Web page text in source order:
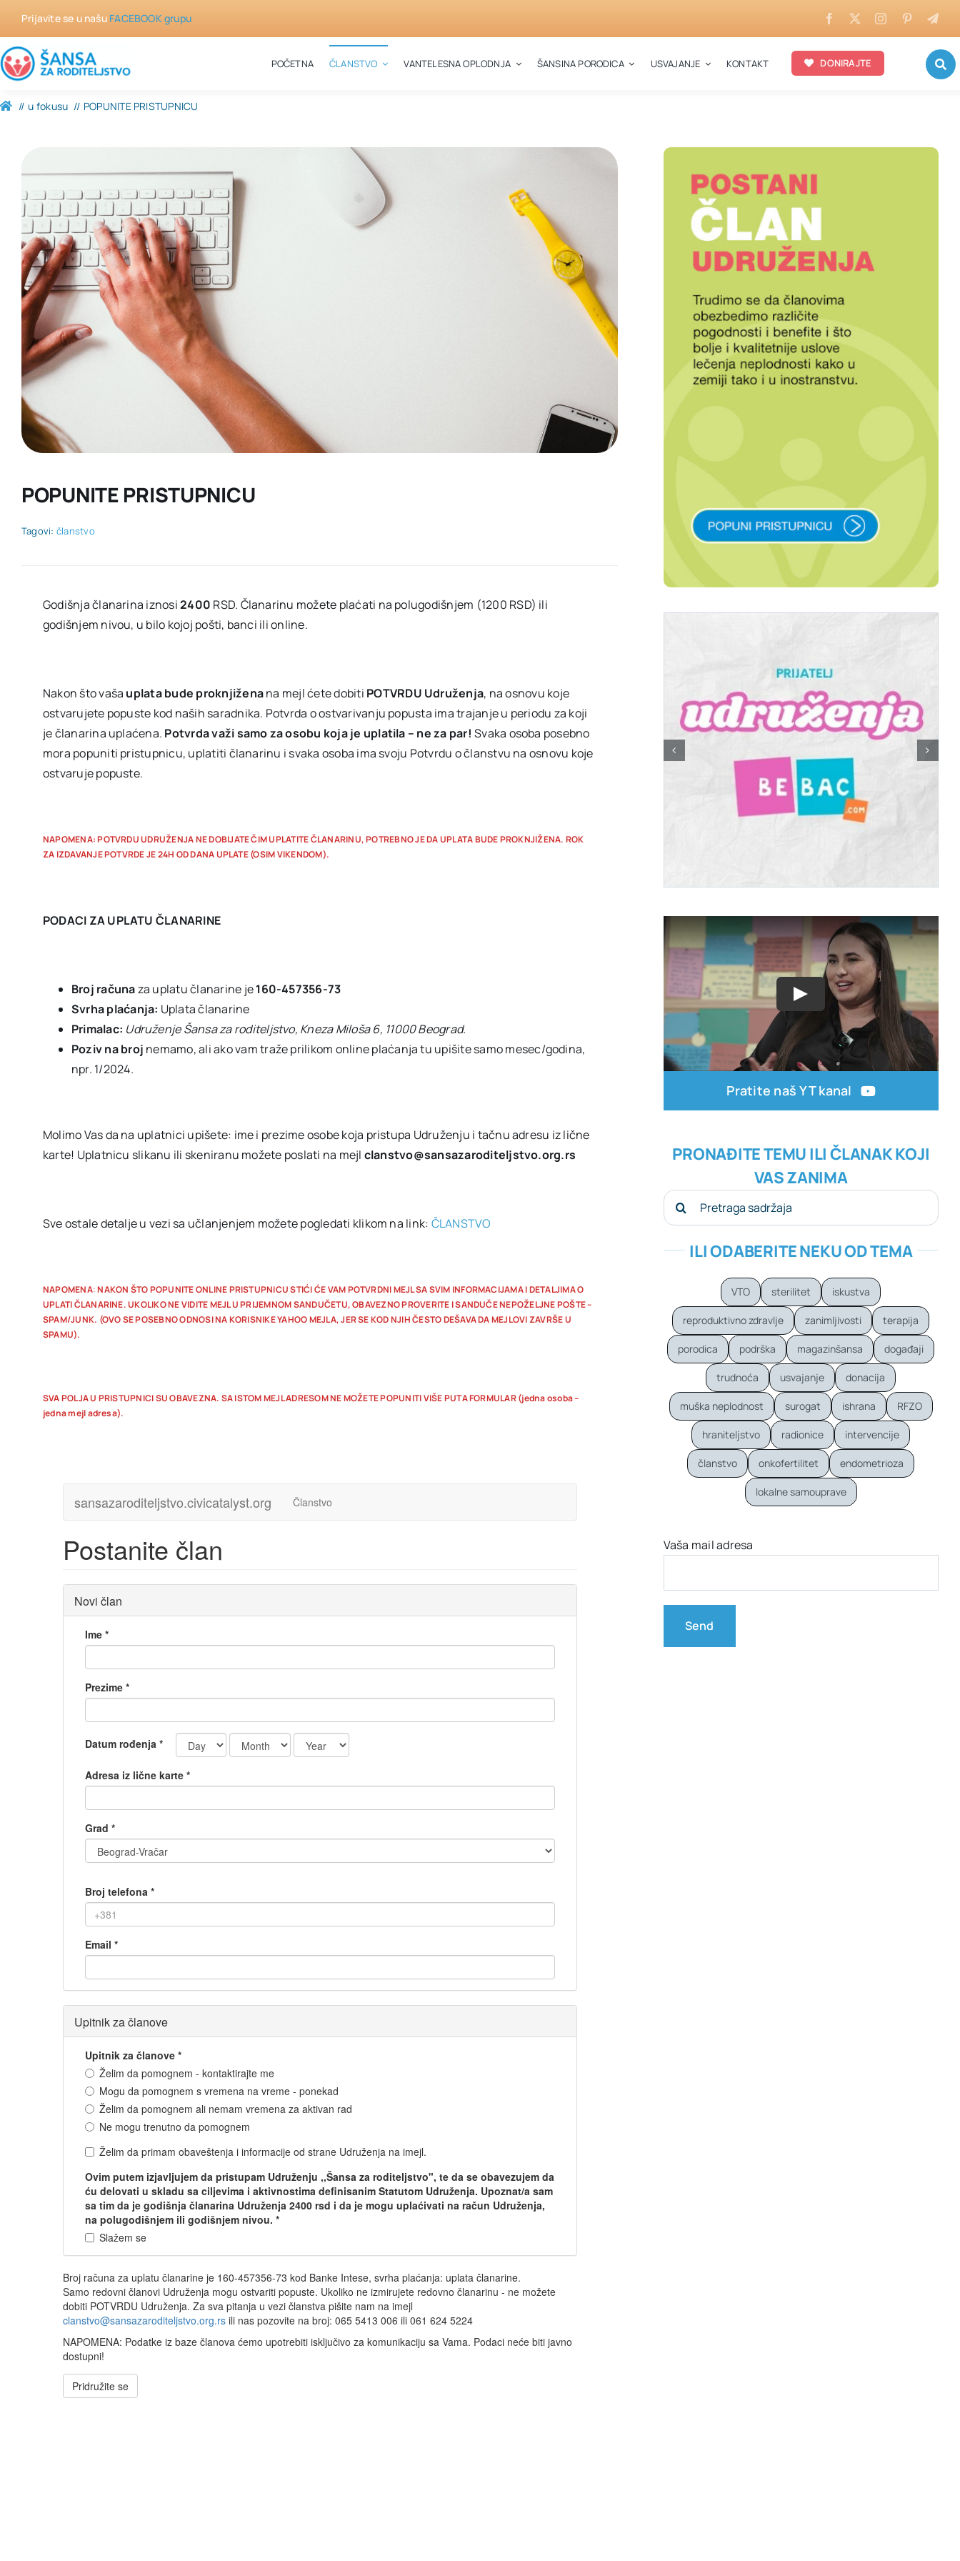
content
Prijavite se u našu FACEBOOK grupu
POČETNA ČLANSTVO VANTELESNA OPLODNJA ŠANSINA PORODICA USVAJANJE KONTAKT DONIRAJTE
u fokusu POPUNITE PRISTUPNICU
POPUNITE PRISTUPNICU
Tagovi: članstvo
Godišnja članarina iznosi2400 RSD. Članarinu možete plaćati na polugodišnjem (1200 RSD) ili
godišnjem nivou, u bilo kojoj pošti, banci ili online.
Nakon što vaša uplata bude proknjiženana mejl ćete dobiti POTVRDU Udruženja, na osnovu koje
ostvarujete popuste kod naših saradnika. Potvrda o ostvarivanju popusta ima trajanje u periodu za koji
je članarina uplaćena. Potvrda važi samo za osobu koja je uplatila – ne za par! Svaka osoba posebno
mora popuniti pristupnicu, uplatiti članarinu i svaka osoba ima svoju Potvrdu o članstvu na osnovu koje
ostvaruje popuste.
NAPOMENA: POTVRDU UDRUŽENJA NE DOBIJATE ČIM UPLATITE ČLANARINU, POTREBNO JE DA UPLATA BUDE PROKNJIŽENA. ROK
ZA IZDAVANJE POTVRDE JE 24H OD DANA UPLATE (OSIM VIKENDOM).
PODACI ZA UPLATU ČLANARINE
Broj računaza uplatu članarine je160-457356-73
Svrha plaćanja: Uplata članarine
Primalac: Udruženje Šansa za roditeljstvo, Kneza Miloša 6, 11000 Beograd.
Poziv na broj nemamo, ali ako vam traže prilikom online plaćanja tu upišite samo mesec/godina,
npr. 1/2024.
Molimo Vas da na uplatnici upišete: ime i prezime osobe koja pristupa Udruženju i tačnu adresu iz lične
karte! Uplatnicu slikanu ili skeniranu možete poslati na mejl clanstvo@sansazaroditeljstvo.org.rs
Sve ostale detalje u vezi sa učlanjenjem možete pogledati klikom na link: ČLANSTVO
NAPOMENA:NAKON ŠTO POPUNITE ONLINE PRISTUPNICU STIĆI ĆE VAM POTVRDNI MEJL SA SVIM INFORMACIJAMA I DETALJIMA O
UPLATI ČLANARINE. UKOLIKO NE VIDITE MEJL U PRIJEMNOM SANDUČETU, OBAVEZNO PROVERITE I SANDUČE NEPOŽELJNE POŠTE –
SPAM/JUNK. (OVO SE POSEBNO ODNOSI NA KORISNIKE YAHOO MEJLA, JER SE KOD NJIH ČESTO DEŠAVA DA MEJLOVI ZAVRŠE U
SPAMU).
SVA POLJA U PRISTUPNICI SU OBAVEZNA. SA ISTOM MEJL ADRESOM NE MOŽETE POPUNITI VIŠE PUTA FORMULAR (jedna osoba –
jedna mejl adresa).
Pratite naš YT kanal
PRONAĐITE TEMU ILI ČLANAK KOJI
VAS ZANIMA
Search
for:
ILI ODABERITE NEKU OD TEMA
VTO sterilitet iskustva
reproduktivno zdravlje zanimljivosti terapija
porodica podrška magazinšansa događaji
trudnoća usvajanje donacija
muška neplodnost surogat ishrana RFZO
hraniteljstvo radionice intervencije
članstvo onkofertilitet endometrioza
lokalne samouprave
Vaša mail adresa